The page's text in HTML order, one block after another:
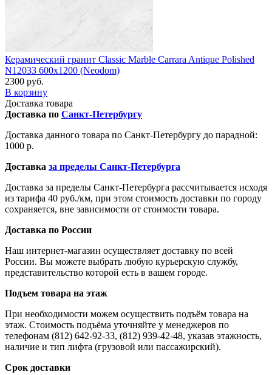
Керамический гранит Classic Marble Carrara Antique Polished
N12033 600x1200 (Neodom)
2300 руб.
В корзину
Доставка товара
Доставка по Санкт-Петербургу
Доставка данного товара по Санкт-Петербургу до парадной:
1000 р.
Доставка за пределы Санкт-Петербурга
Доставка за пределы Санкт-Петербурга рассчитывается исходя
из тарифа 40 руб./км, при этом стоимость доставки по городу
сохраняется, вне зависимости от стоимости товара.
Доставка по России
Наш интернет-магазин осуществляет доставку по всей
России. Вы можете выбрать любую курьерскую службу,
представительство которой есть в вашем городе.
Подъем товара на этаж
При необходимости можем осуществить подъём товара на
этаж. Стоимость подъёма уточняйте у менеджеров по
телефонам (812) 642-92-33, (812) 939-42-48, указав этажность,
наличие и тип лифта (грузовой или пассажирский).
Срок доставки